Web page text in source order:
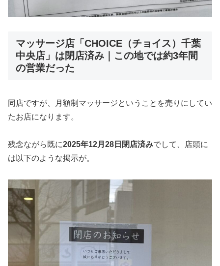
マッサージ店「CHOICE（チョイス）千葉
中央店」は閉店済み｜この地では約3年間
の営業だった
同店ですが、月額制マッサージということを売りにしてい
たお店になります。
残念ながら既に2025年12月28日閉店済みでして、店頭に
は以下のような掲示が。